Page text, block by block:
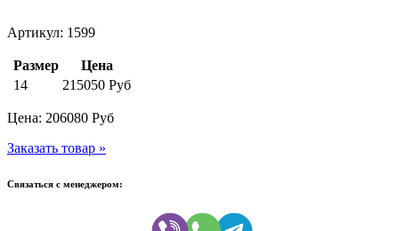
Артикул: 1599
Размер
Цена
14
215050 Руб
Цена: 206080 Руб
Заказать товар »
Связаться с менеджером: